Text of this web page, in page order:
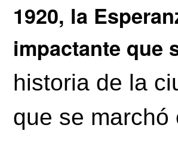
1920, la
impactante que
historia de la
que se